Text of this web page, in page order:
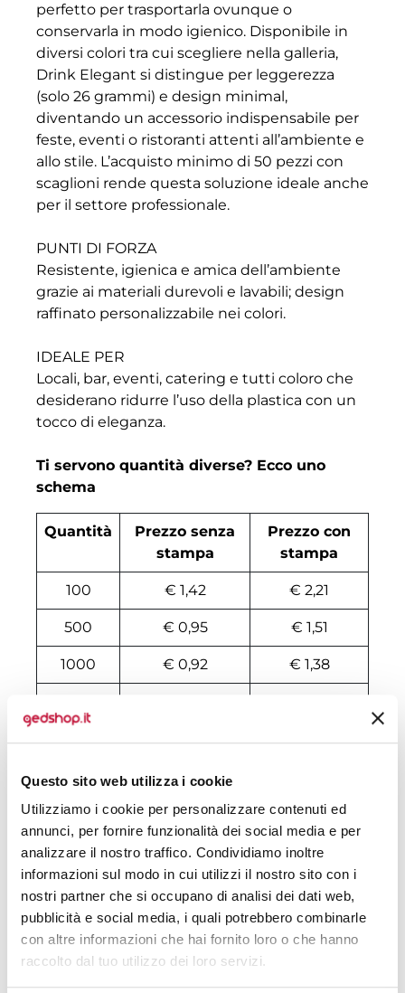
Questo sito web utilizza i cookie
Utilizziamo i cookie per personalizzare contenuti ed
annunci, per fornire funzionalità dei social media e per
analizzare il nostro traffico. Condividiamo inoltre
informazioni sul modo in cui utilizzi il nostro sito con i
nostri partner che si occupano di analisi dei dati web,
pubblicità e social media, i quali potrebbero combinarle
con altre informazioni che hai fornito loro o che hanno
raccolto dal tuo utilizzo dei loro servizi.
perfetto per trasportarla ovunque o
conservarla in modo igienico. Disponibile in
diversi colori tra cui scegliere nella galleria,
Drink Elegant si distingue per leggerezza
(solo 26 grammi) e design minimal,
diventando un accessorio indispensabile per
feste, eventi o ristoranti attenti all’ambiente e
allo stile. L’acquisto minimo di 50 pezzi con
scaglioni rende questa soluzione ideale anche
per il settore professionale.
PUNTI DI FORZA
Resistente, igienica e amica dell’ambiente
grazie ai materiali durevoli e lavabili; design
raffinato personalizzabile nei colori.
IDEALE PER
Locali, bar, eventi, catering e tutti coloro che
desiderano ridurre l’uso della plastica con un
tocco di eleganza.
Ti servono quantità diverse? Ecco uno
schema
Quantità
Prezzo senza
stampa
Prezzo con
stampa
100 € 1,42 € 2,21
500 € 0,95 € 1,51
1000 € 0,92 € 1,38
3000 € 0,88 € 1,22
4000 € 0,87
5000 € 0,85 € 1,12
6000 € 0,83 € 1,09
€ 1,08
8000 € 0,82 € 1,06
10000 € 0,82